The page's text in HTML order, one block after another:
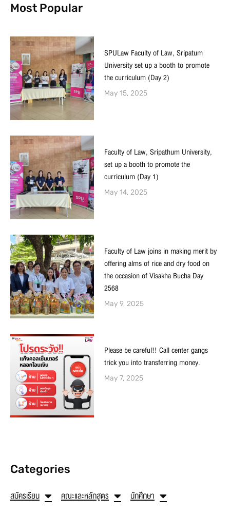
Most Popular
SPULaw Faculty of Law, Sripatum
University set up a booth to promote
the curriculum (Day 2)
May 15, 2025
Faculty of Law, Sripathum University,
set up a booth to promote the
curriculum (Day 1)
May 14, 2025
Faculty of Law joins in making merit by
offering alms of rice and dry food on
the occasion of Visakha Bucha Day
2568
May 9, 2025
Please be careful!! Call center gangs
trick you into transferring money.
May 7, 2025
Categories
สมัครเรียน คณะและหลักสูตร นักศึกษา